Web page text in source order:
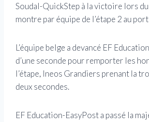
Soudal-QuickStep à la victoire lors
montre par équipe de l’étape 2 au
L’équipe belge a devancé EF
d’une seconde pour remporter les
l’étape, Ineos Grandiers prenant la
deux secondes.
EF Education-EasyPost a passé la